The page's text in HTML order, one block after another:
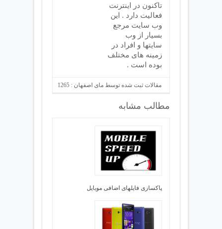
تاکنون در اینترنت
فعالیت دارد . این
وب سایت مرجع
بسیار از وب
سایتها و افراد در
زمینه های مختلف
بوده است .
مقالات ثبت شده توسط مای اصفهان : 1265
مطالب مشابه
پاکسازی فایلهای اضافی موبایل